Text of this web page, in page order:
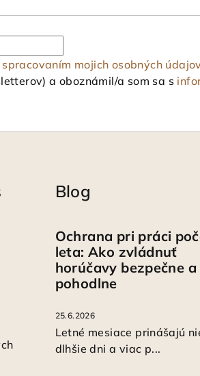
spracovaním mojich osobných
a oboznámil/a som sa s
Blog
Ochrana pri práci
leta: Ako zvládnuť
horúčavy bezpečne a
pohodlne
25.6.2026
Letné mesiace prinášajú
dlhšie dni a viac p...